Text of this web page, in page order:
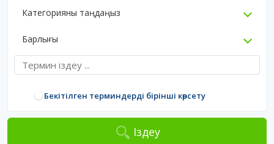
Категорияны таңдаңыз
Барлығы
Бекітілген терминдерді бірінші көрсету
Іздеу